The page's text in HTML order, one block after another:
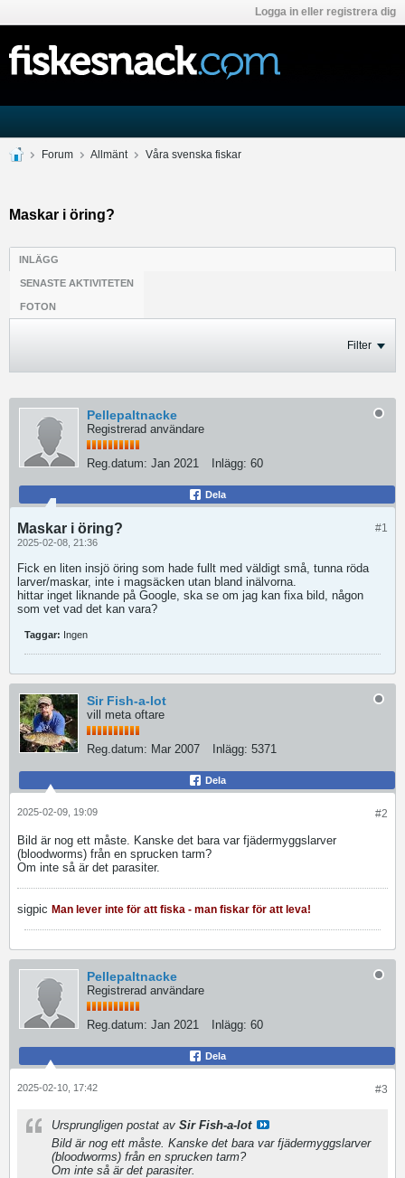
Logga in eller registrera dig
Forum Allmänt Våra svenska fiskar
Maskar i öring?
INLÄGG
SENASTE AKTIVITETEN
FOTON
Filter
Pellepaltnacke
Registrerad användare
Reg.datum: Jan 2021 Inlägg: 60
Dela
#1
Maskar i öring?
2025-02-08, 21:36
Fick en liten insjö öring som hade fullt med väldigt små, tunna röda
larver/maskar, inte i magsäcken utan bland inälvorna.
hittar inget liknande på Google, ska se om jag kan fixa bild, någon
som vet vad det kan vara?
Taggar: Ingen
Sir Fish-a-lot
vill meta oftare
Reg.datum: Mar 2007 Inlägg: 5371
Dela
#2
2025-02-09, 19:09
Bild är nog ett måste. Kanske det bara var fjädermyggslarver
(bloodworms) från en sprucken tarm?
Om inte så är det parasiter.
sigpic Man lever inte för att fiska - man fiskar för att leva!
Pellepaltnacke
Registrerad användare
Reg.datum: Jan 2021 Inlägg: 60
Dela
#3
2025-02-10, 17:42
Ursprungligen postat av Sir Fish-a-lot
Bild är nog ett måste. Kanske det bara var fjädermyggslarver
(bloodworms) från en sprucken tarm?
Om inte så är det parasiter.